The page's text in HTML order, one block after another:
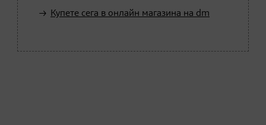
Купете сега в онлайн магазина на dm